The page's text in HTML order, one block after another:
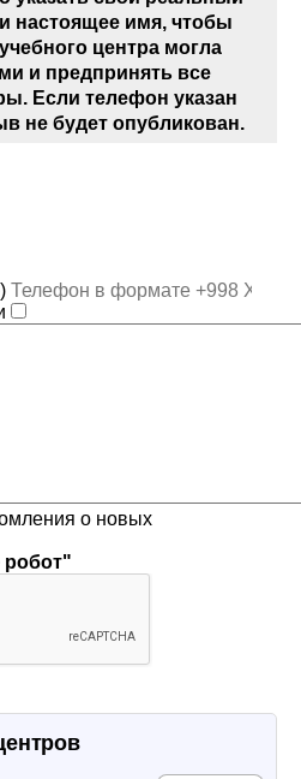
настоящее имя, чтобы
центра могла
и предпринять все
Если телефон указан
не будет опубликован.
о новых
робот"